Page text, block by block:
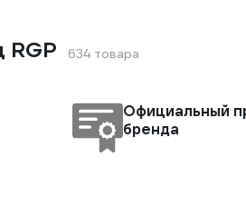
RGP 634 товара
Официальный
бренда